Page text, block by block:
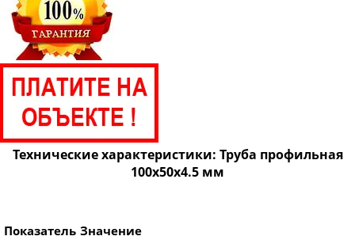
Труба профильная 160х80
Труба профильная 160х100
Труба профильная 160х120
Труба профильная 160х140
Труба профильная 180х60
Труба профильная 180х80
Труба профильная 180х100
Технические характеристики: Труба профильная
100х50х4.5 мм
Показатель Значение